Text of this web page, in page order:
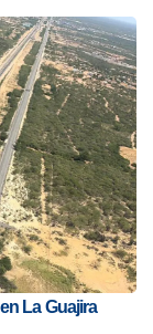
La Guajira